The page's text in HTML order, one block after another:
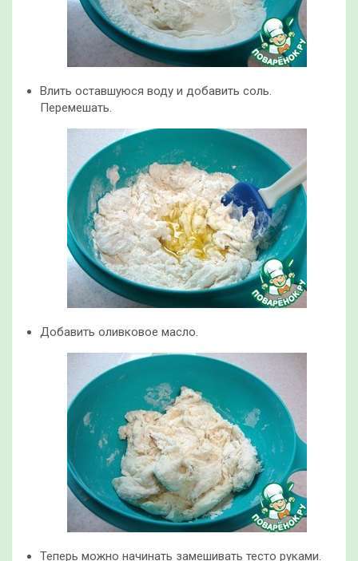
Влить оставшуюся воду и добавить соль.
Перемешать.
Добавить оливковое масло.
Теперь можно начинать замешивать тесто руками.